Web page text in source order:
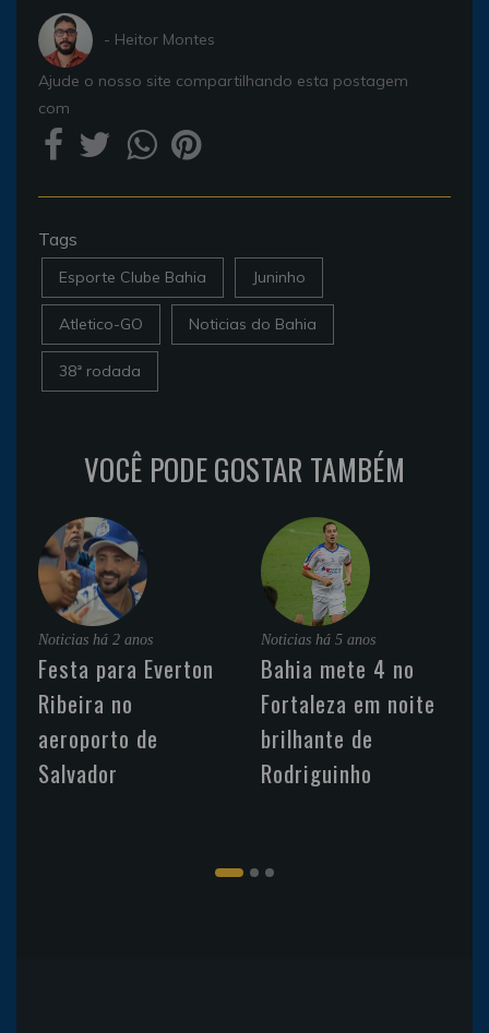
- Heitor Montes
Ajude o nosso site compartilhando esta postagem
com
Tags
Esporte Clube Bahia Juninho
Atletico-GO Noticias do Bahia
38ª rodada
VOCÊ PODE GOSTAR TAMBÉM
Noticias há 2 anos
Festa para Everton
Ribeira no
aeroporto de
Salvador
Noticias há 5 anos
Bahia mete 4 no
Fortaleza em noite
brilhante de
Rodriguinho